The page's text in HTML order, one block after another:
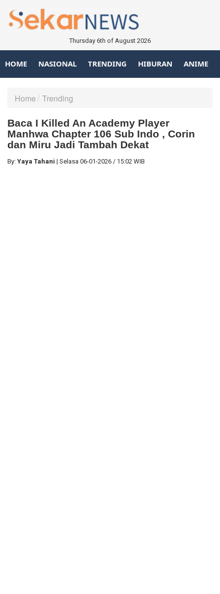
Thursday 6th of August 2026
HOME NASIONAL TRENDING HIBURAN ANIME
Home Trending
Baca I Killed An Academy Player
Manhwa Chapter 106 Sub Indo , Corin
dan Miru Jadi Tambah Dekat
By: Yaya Tahani | Selasa 06-01-2026 / 15:02 WIB